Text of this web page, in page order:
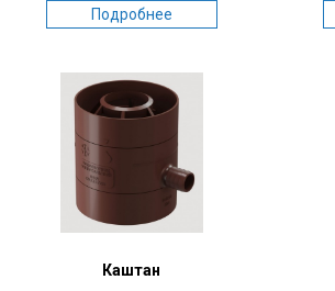
Подробнее
Каштан